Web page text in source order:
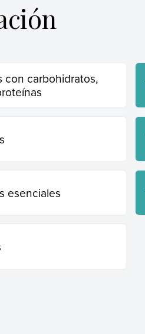
con carbohidratos,
esenciales